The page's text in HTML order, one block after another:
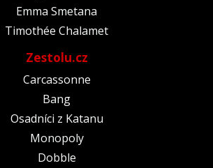
Emma Smetana
Timothée Chalamet
Zestolu.cz
Carcassonne
Bang
Osadníci z Katanu
Monopoly
Dobble